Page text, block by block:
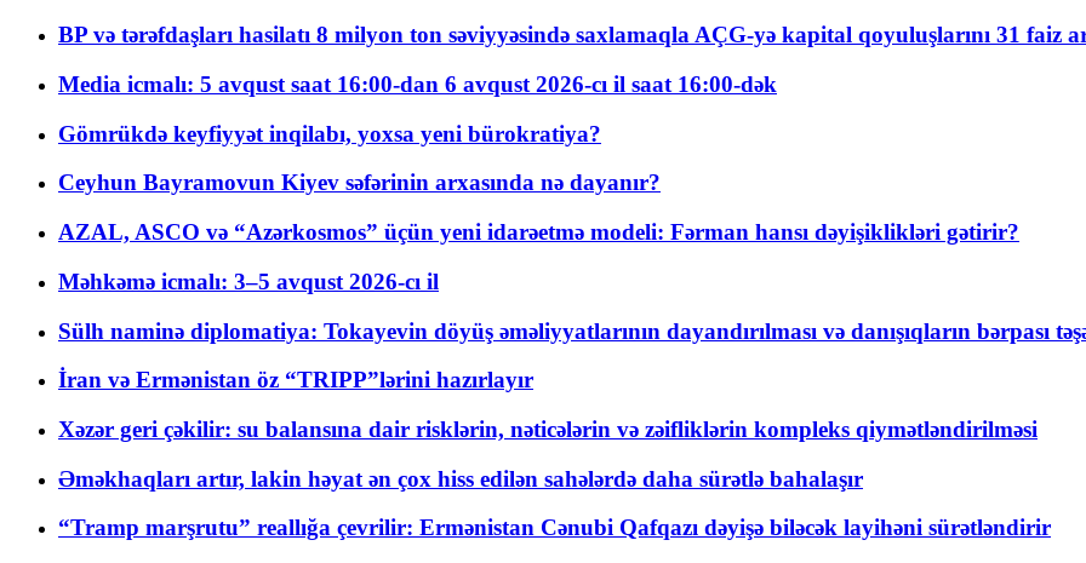
BP və tərəfdaşları hasilatı 8 milyon ton səviyyəsində saxlamaqla AÇG-yə kapital qoyuluşlarını 31 faiz
Media icmalı: 5 avqust saat 16:00-dan 6 avqust 2026-cı il saat 16:00-dək
Gömrükdə keyfiyyət inqilabı, yoxsa yeni bürokratiya?
Ceyhun Bayramovun Kiyev səfərinin arxasında nə dayanır?
AZAL, ASCO və “Azərkosmos” üçün yeni idarəetmə modeli: Fərman hansı dəyişiklikləri gətirir?
Məhkəmə icmalı: 3–5 avqust 2026-cı il
Sülh naminə diplomatiya: Tokayevin döyüş əməliyyatlarının dayandırılması və danışıqların bərpası
İran və Ermənistan öz “TRIPP”lərini hazırlayır
Xəzər geri çəkilir: su balansına dair risklərin, nəticələrin və zəifliklərin kompleks qiymətləndirilməsi
Əməkhaqları artır, lakin həyat ən çox hiss edilən sahələrdə daha sürətlə bahalaşır
“Tramp marşrutu” reallığa çevrilir: Ermənistan Cənubi Qafqazı dəyişə biləcək layihəni sürətləndirir